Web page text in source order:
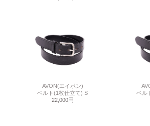
AVON(エイボン)
ベルト(1枚仕立て) S
22,000円
ベル